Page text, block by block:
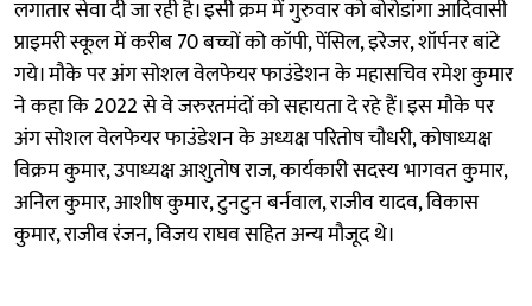
लगातार सेवा दी जा रही है। इसी क्रम में गुरुवार को बोरोडांगा आदिवासी
प्राइमरी स्कूल में करीब 70 बच्चों को कॉपी, पेंसिल, इरेजर, शॉर्पनर बांटे
गये। मौके पर अंग सोशल वेलफेयर फाउंडेशन के महासचिव रमेश कुमार
ने कहा कि 2022 से वे जरुरतमंदों को सहायता दे रहे हैं। इस मौके पर
अंग सोशल वेलफेयर फाउंडेशन के अध्यक्ष परितोष चौधरी, कोषाध्यक्ष
विक्रम कुमार, उपाध्यक्ष आशुतोष राज, कार्यकारी सदस्य भागवत कुमार,
अनिल कुमार, आशीष कुमार, टुनटुन बर्नवाल, राजीव यादव, विकास
कुमार, राजीव रंजन, विजय राघव सहित अन्य मौजूद थे।